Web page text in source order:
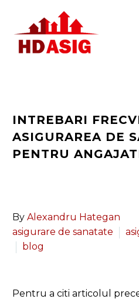
INTREBARI
ASIGURAREA DE
PENTRU
By Alexandru Hategan
asigurare de sanatate
blog
Pentru a citi articolul